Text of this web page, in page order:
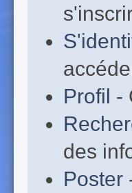
Profil -
des
Poster